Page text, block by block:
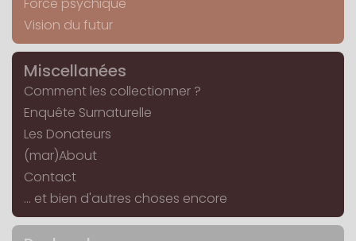
Vision du futur
Miscellanées
Comment les collectionner ?
Enquête Surnaturelle
Les Donateurs
(mar)About
Contact
... et bien d'autres choses encore